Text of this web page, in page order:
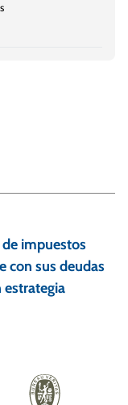
impuestos
con sus deudas